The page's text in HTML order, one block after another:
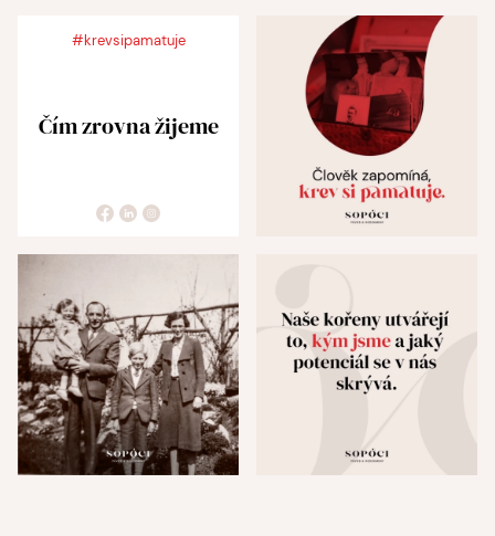
#krevsipamatuje
Čím zrovna žijeme